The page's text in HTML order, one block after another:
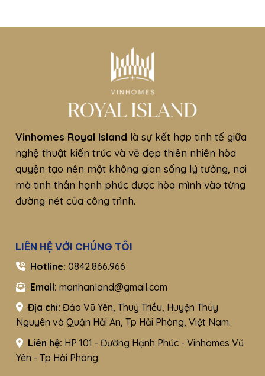
Vinhomes Royal Island là sự kết hợp tinh tế giữa
nghệ thuật kiến trúc và vẻ đẹp thiên nhiên hòa
quyện tạo nên một không gian sống lý tưởng, nơi
mà tinh thần hạnh phúc được hòa mình vào từng
đường nét của công trình.
LIÊN HỆ VỚI CHÚNG TÔI
Hotline: 0842.866.966
Email: manhanland@gmail.com
Địa chỉ: Đảo Vũ Yên, Thuỷ Triều, Huyện Thủy
Nguyên và Quận Hải An, Tp Hải Phòng, Việt Nam.
Liên hệ: HP 101 - Đường Hạnh Phúc - Vinhomes Vũ
Yên - Tp Hải Phòng